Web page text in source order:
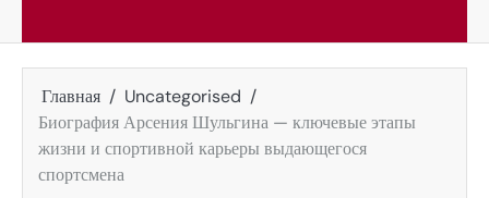
Главная
Uncategorised
Биография Арсения Шульгина — ключевые этапы
жизни и спортивной карьеры выдающегося
спортсмена